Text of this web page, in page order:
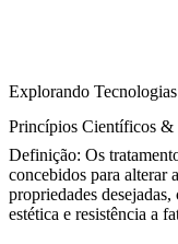
Explorando
Princípios Científicos &
Definição: Os
concebidos para alterar
propriedades
estética e resistência a